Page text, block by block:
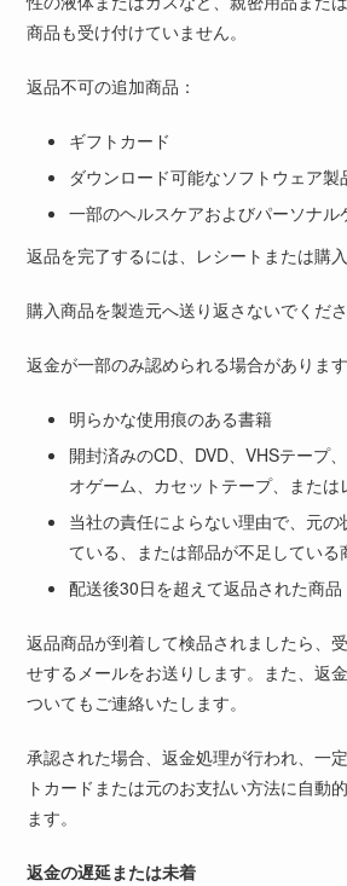
商品も受け付けていません。
返品不可の追加商品：
ギフトカード
ダウンロード可能なソフトウェア製
一部のヘルスケアおよびパーソナル
返品を完了するには、レシートまたは購
購入商品を製造元へ送り返さないでくださ
返金が一部のみ認められる場合があります
明らかな使用痕のある書籍
開封済みのCD、DVD、VHSテープ
オゲーム、カセットテープ、または
当社の責任によらない理由で、元の
ている、または部品が不足している
配送後30日を超えて返品された商品
返品商品が到着して検品されましたら、
せするメールをお送りします。また、返
ついてもご連絡いたします。
承認された場合、返金処理が行われ、一
トカードまたは元のお支払い方法に自動
ます。
返金の遅延または未着